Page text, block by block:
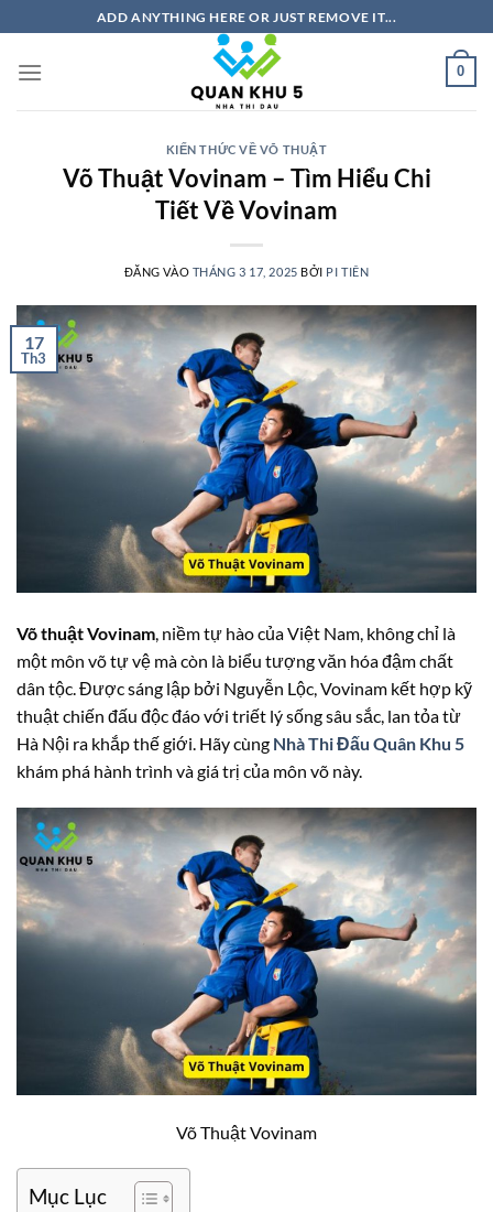
qua
nội
ADD ANYTHING HERE OR JUST REMOVE IT...
0
KIẾN THỨC VỀ VÕ THUẬT
Võ Thuật Vovinam – Tìm Hiểu Chi
Tiết Về Vovinam
ĐĂNG VÀO THÁNG 3 17, 2025 BỞI PI TIÊN
17
Th3
Võ thuật Vovinam, niềm tự hào của Việt Nam, không chỉ là
một môn võ tự vệ mà còn là biểu tượng văn hóa đậm chất
dân tộc. Được sáng lập bởi Nguyễn Lộc, Vovinam kết hợp kỹ
thuật chiến đấu độc đáo với triết lý sống sâu sắc, lan tỏa từ
Hà Nội ra khắp thế giới. Hãy cùng Nhà Thi Đấu Quân Khu 5
khám phá hành trình và giá trị của môn võ này.
Võ Thuật Vovinam
Mục Lục